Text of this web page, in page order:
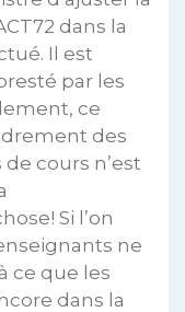
dans la
Il est
par les
ce
des
cours n’est
Si l’on
ne
ce que les
dans la